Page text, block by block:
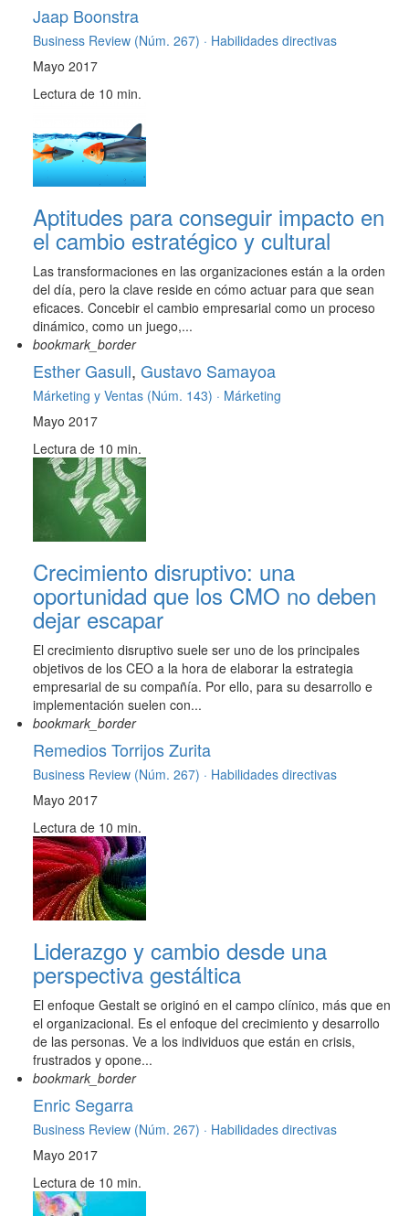
Jaap Boonstra
Business Review (Núm. 267) · Habilidades directivas
Mayo 2017
Lectura de 10 min.
Aptitudes para conseguir impacto en
el cambio estratégico y cultural
Las transformaciones en las organizaciones están a la orden
del día, pero la clave reside en cómo actuar para que sean
eficaces. Concebir el cambio empresarial como un proceso
dinámico, como un juego,...
bookmark_border
Esther Gasull, Gustavo Samayoa
Márketing y Ventas (Núm. 143) · Márketing
Mayo 2017
Lectura de 10 min.
Crecimiento disruptivo: una
oportunidad que los CMO no deben
dejar escapar
El crecimiento disruptivo suele ser uno de los principales
objetivos de los CEO a la hora de elaborar la estrategia
empresarial de su compañía. Por ello, para su desarrollo e
implementación suelen con...
bookmark_border
Remedios Torrijos Zurita
Business Review (Núm. 267) · Habilidades directivas
Mayo 2017
Lectura de 10 min.
Liderazgo y cambio desde una
perspectiva gestáltica
El enfoque Gestalt se originó en el campo clínico, más que en
el organizacional. Es el enfoque del crecimiento y desarrollo
de las personas. Ve a los individuos que están en crisis,
frustrados y opone...
bookmark_border
Enric Segarra
Business Review (Núm. 267) · Habilidades directivas
Mayo 2017
Lectura de 10 min.